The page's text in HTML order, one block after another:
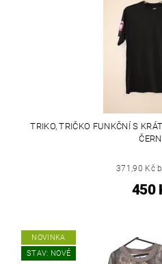
TRIKO, TRIČKO FUNKČNÍ S
371,90 Kč
450
NOVINKA
STAV: NOVÉ